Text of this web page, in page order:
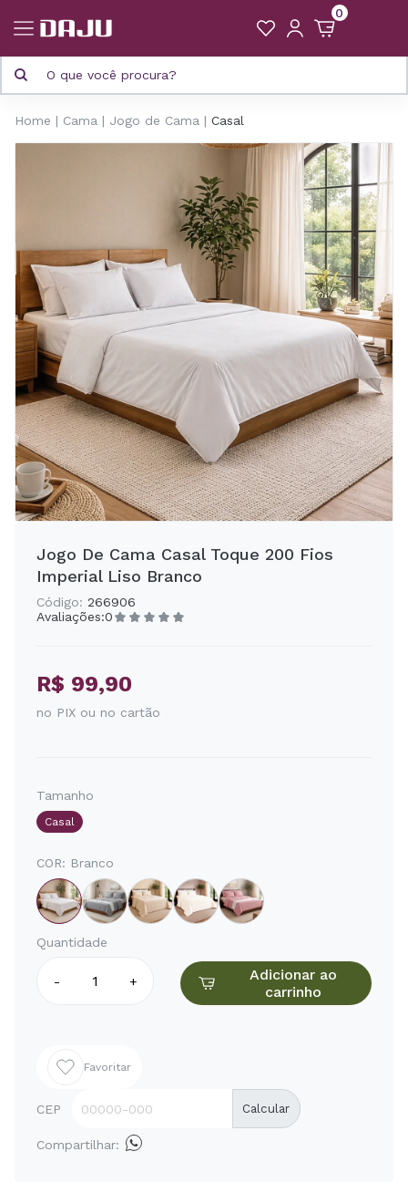
0
Home Cama Jogo de Cama Casal
Jogo De Cama Casal Toque 200 Fios
Imperial Liso Branco
Código: 266906
Avaliações:0
R$ 99,90
no PIX ou no cartão
Tamanho
Casal
COR: Branco
Quantidade
- +
Adicionar ao
carrinho
Favoritar
CEP Calcular
Compartilhar: